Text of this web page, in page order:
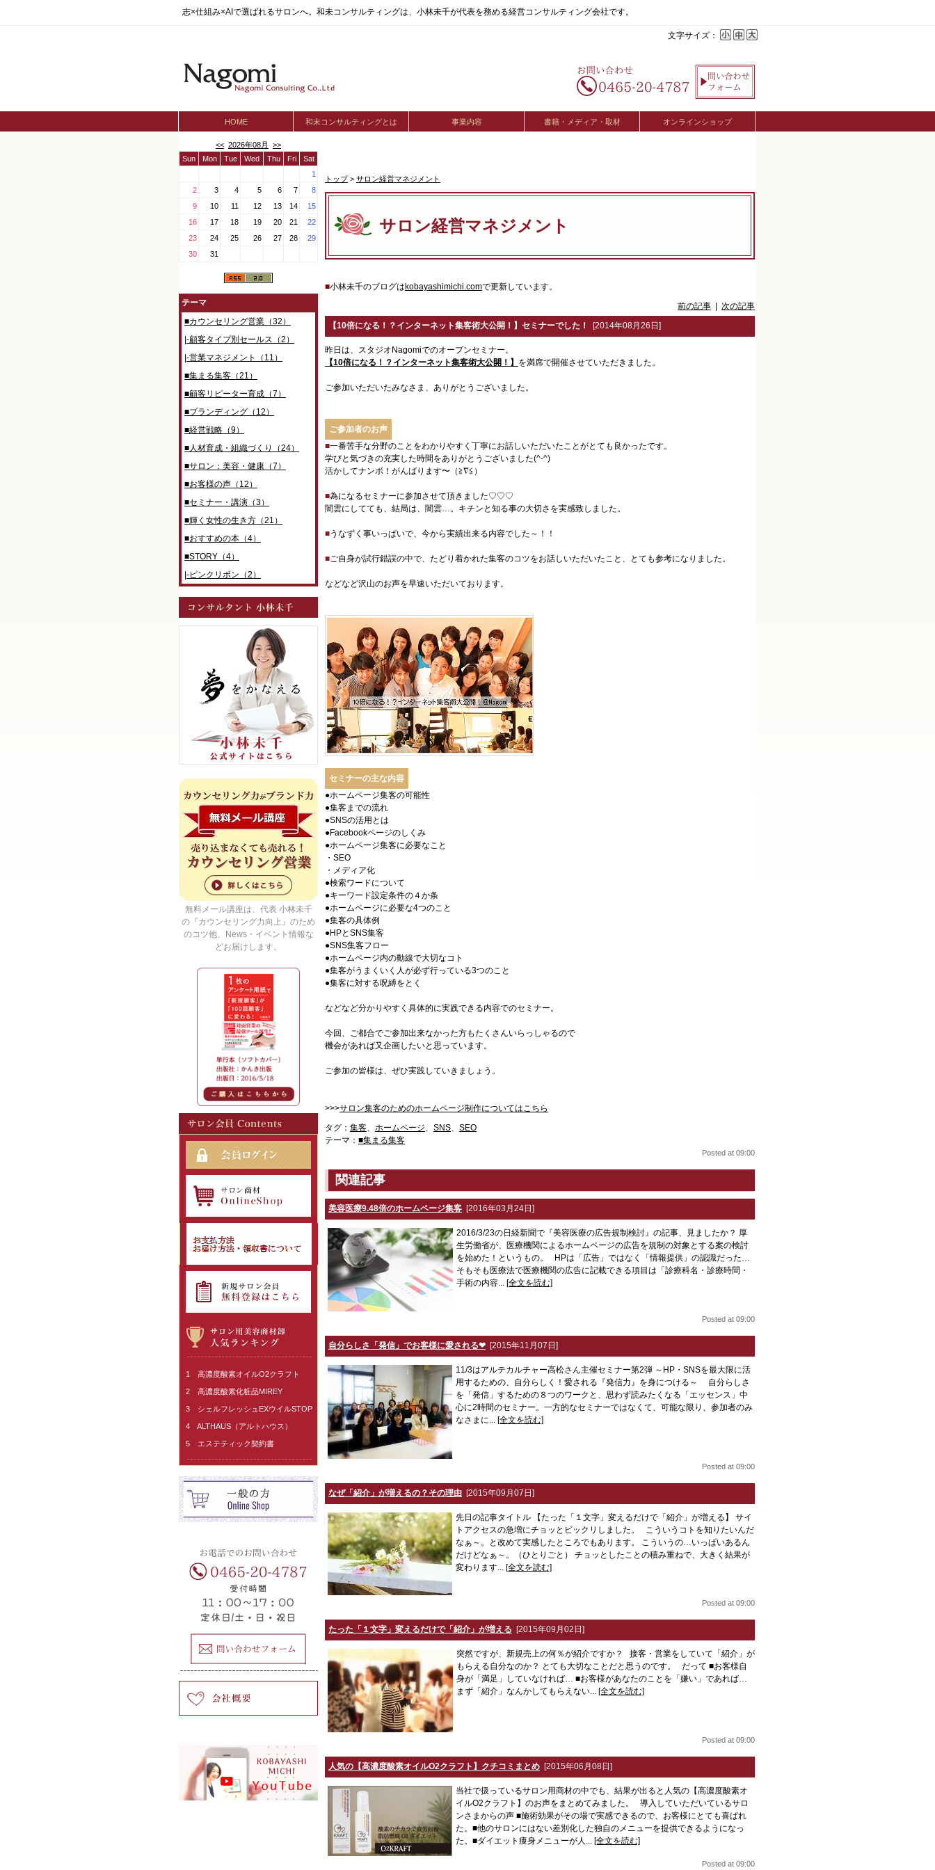
志×仕組み×AIで選ばれるサロンへ。和未コンサルティングは、小林未千が代表を務める経営コンサルティング会社です。
文字サイズ：
HOME 和未コンサルティングとは 事業内容 書籍・メディア・取材 オンラインショップ
<< 2026年08月
>>
Sun
Mon Tue Wed Thu Fri
Sat
1
2
3 4 5 6 7
8
9
10 11 12 13 14
15
16
17 18 19 20 21
22
23
24 25 26 27 28
29
30
31
テーマ
■カウンセリング営業（32）
|-顧客タイプ別セールス（2）
|-営業マネジメント（11）
■集まる集客（21）
■顧客リピーター育成（7）
■ブランディング（12）
■経営戦略（9）
■人材育成・組織づくり（24）
■サロン：美容・健康（7）
■お客様の声（12）
■セミナー・講演（3）
■輝く女性の生き方（21）
■おすすめの本（4）
■STORY（4）
|-ピンクリボン（2）
無料メール講座は、代表 小林未千
の『カウンセリング力向上』のため
のコツ他、News・イベント情報な
どお届けします。
1 高濃度酸素オイルO2クラフト
2 高濃度酸素化粧品MIREY
3 シェルフレッシュEXウイルSTOP
4 ALTHAUS（アルトハウス）
5 エステティック契約書
トップ> サロン経営マネジメント
サロン経営マネジメント
■小林未千のブログはkobayashimichi.comで更新しています。
前の記事
次の記事
【10倍になる！？インターネット集客術大公開！】セミナーでした！
[2014年08月26日]
昨日は、スタジオNagomiでのオープンセミナー。
【10倍になる！？インターネット集客術大公開！】 を満席で開催させていただきました。
ご参加いただいたみなさま、ありがとうございました。
ご参加者のお声
■一番苦手な分野のことをわかりやすく丁寧にお話しいただいたことがとても良かったです。
学びと気づきの充実した時間をありがとうございました(^-^)
活かしてナンボ！がんばります〜（≧∇≦）
■為になるセミナーに参加させて頂きました♡♡♡
闇雲にしてても、結局は、闇雲…。キチンと知る事の大切さを実感致しました。
■うなずく事いっぱいで、今から実績出来る内容でした～！！
■ご自身が試行錯誤の中で、たどり着かれた集客のコツをお話しいただいたこと、とても参考になりました。
などなど沢山のお声を早速いただいております。
セミナーの主な内容
●ホームページ集客の可能性
●集客までの流れ
●SNSの活用とは
●Facebookページのしくみ
●ホームページ集客に必要なこと
・SEO
・メディア化
●検索ワードについて
●キーワード設定条件の４か条
●ホームページに必要な4つのこと
●集客の具体例
●HPとSNS集客
●SNS集客フロー
●ホームページ内の動線で大切なコト
●集客がうまくいく人が必ず行っている3つのこと
●集客に対する呪縛をとく
などなど分かりやすく具体的に実践できる内容でのセミナー。
今回、ご都合でご参加出来なかった方もたくさんいらっしゃるので
機会があれば又企画したいと思っています。
ご参加の皆様は、ぜひ実践していきましょう。
>>>サロン集客のためのホームページ制作についてはこちら
タグ： 集客、 ホームページ、 SNS、 SEO
テーマ： ■集まる集客
Posted at 09:00
関連記事
美容医療9.48倍のホームページ集客 [2016年03月24日]
2016/3/23の日経新聞で『美容医療の広告規制検討』の記事、見ましたか？ 厚
生労働省が、医療機関によるホームページの広告を規制の対象とする案の検討
を始めた！というもの。 HPは「広告」ではなく「情報提供」の認識だった…
そもそも医療法で医療機関の広告に記載できる項目は「診療科名・診療時間・
手術の内容... [全文を読む]
Posted at 09:00
自分らしさ「発信」でお客様に愛される❤ [2015年11月07日]
11/3はアルテカルチャー高松さん主催セミナー第2弾 ～HP・SNSを最大限に活
用するための、自分らしく！愛される『発信力』を身につける～ 自分らしさ
を「発信」するための８つのワークと、思わず読みたくなる「エッセンス」中
心に2時間のセミナー。一方的なセミナーではなくて、可能な限り、参加者のみ
なさまに... [全文を読む]
Posted at 09:00
なぜ「紹介」が増えるの？その理由 [2015年09月07日]
先日の記事タイトル 【たった「１文字」変えるだけで「紹介」が増える】 サイ
トアクセスの急増にチョッとビックリしました。 こういうコトを知りたいんだ
なぁ～。と改めて実感したところでもあります。 こういうの…いっぱいあるん
だけどなぁ～。（ひとりごと） チョッとしたことの積み重ねで、大きく結果が
変わります... [全文を読む]
Posted at 09:00
たった「１文字」変えるだけで「紹介」が増える [2015年09月02日]
突然ですが、新規売上の何％が紹介ですか？ 接客・営業をしていて「紹介」が
もらえる自分なのか？ とても大切なことだと思うのです。 だって ■お客様自
身が「満足」していなければ… ■お客様があなたのことを「嫌い」であれば…
まず「紹介」なんかしてもらえない... [全文を読む]
Posted at 09:00
人気の【高濃度酸素オイルO2クラフト】クチコミまとめ [2015年06月08日]
当社で扱っているサロン用商材の中でも、結果が出ると人気の【高濃度酸素オ
イルO2クラフト】のお声をまとめてみました。 導入していただいているサロ
ンさまからの声 ■施術効果がその場で実感できるので、お客様にとても喜ばれ
た。■他のサロンにはない差別化した独自のメニューを提供できるようになっ
た。■ダイエット痩身メニューが人... [全文を読む]
Posted at 09:00